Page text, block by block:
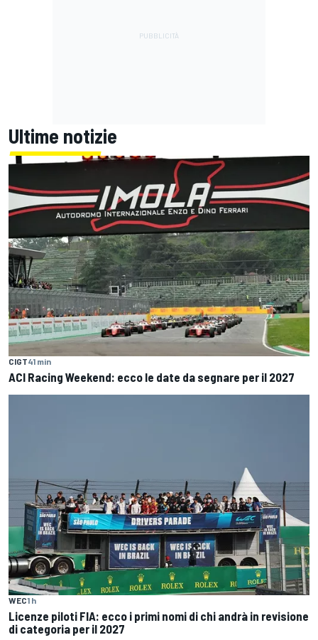
Ultime notizie
CIGT41 min
ACI Racing Weekend: ecco le date da segnare per il 2027
WEC1 h
Licenze piloti FIA: ecco i primi nomi di chi andrà in revisione
di categoria per il 2027